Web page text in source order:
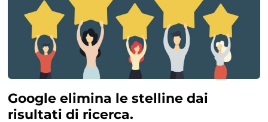
Google elimina le stelline dai
risultati di ricerca.